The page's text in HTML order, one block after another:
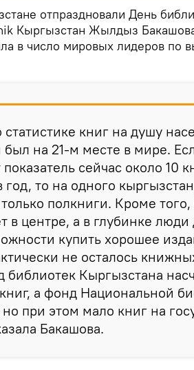
отпраздновали День
Кыргызстан Жылдыз
в число мировых лидеров по
статистике книг на душу
был на 21-м месте в мире.
сейчас около 10
год, то на одного
полкниги. Кроме
в центре, а в глубинке
купить хорошее
не осталось
Кыргызстана
а фонд Национальной
при этом мало книг на
Бакашова.